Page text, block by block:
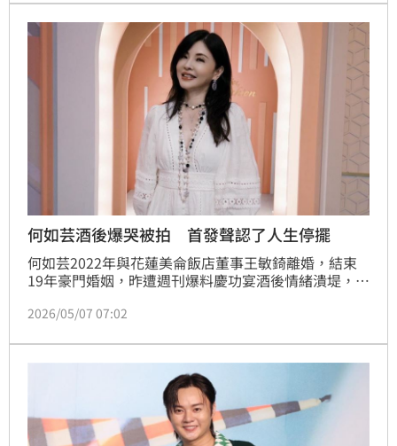
舞台的華麗轉身，不僅重現經典情歌，更分享人生新心
境。目前門票已在年代售票系統開賣，喜愛經典台語情
歌的粉絲千萬別錯過。
何如芸酒後爆哭被拍 首發聲認了人生停擺
何如芸2022年與花蓮美侖飯店董事王敏錡離婚，結束
19年豪門婚姻，昨遭週刊爆料慶功宴酒後情緒潰堤，不
勉強站起，身心狀態引發外界關注。對此，經紀人第一
早親自發聲。
2026/05/07 07:02